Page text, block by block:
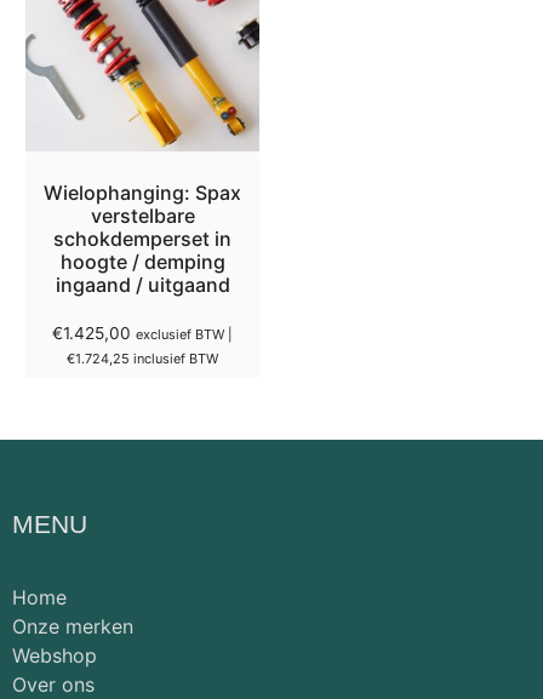
Wielophanging: Spax
verstelbare
schokdemperset in
hoogte / demping
ingaand / uitgaand
€1.425,00 exclusief BTW |
€1.724,25 inclusief BTW
MENU
Home
Onze merken
Webshop
Over ons